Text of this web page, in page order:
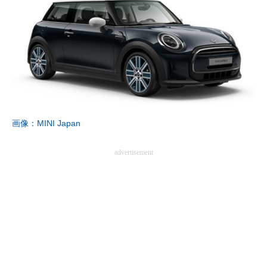
進化するPCとデバイスの未来
好きが集まる 比べて選べる
ビジネスと働き方のヒント
AI活用のいまが分かる
画像：MINI Japan
advertisement